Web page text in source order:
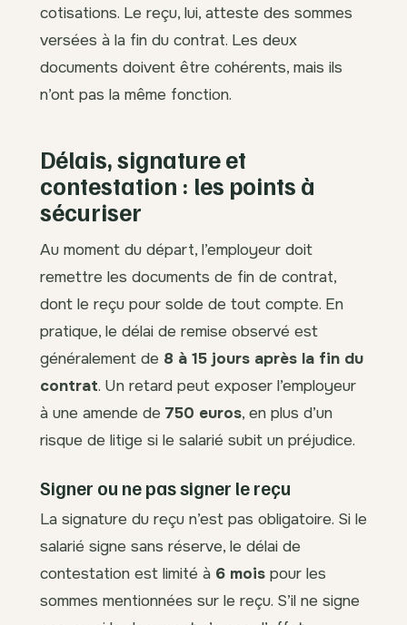
cotisations. Le reçu, lui, atteste des sommes
versées à la fin du contrat. Les deux
documents doivent être cohérents, mais ils
n’ont pas la même fonction.
Délais, signature et
contestation : les points à
sécuriser
Au moment du départ, l’employeur doit
remettre les documents de fin de contrat,
dont le reçu pour solde de tout compte. En
pratique, le délai de remise observé est
généralement de 8 à 15 jours après la fin du
contrat. Un retard peut exposer l’employeur
à une amende de 750 euros, en plus d’un
risque de litige si le salarié subit un préjudice.
Signer ou ne pas signer le reçu
La signature du reçu n’est pas obligatoire. Si le
salarié signe sans réserve, le délai de
contestation est limité à 6 mois pour les
sommes mentionnées sur le reçu. S’il ne signe